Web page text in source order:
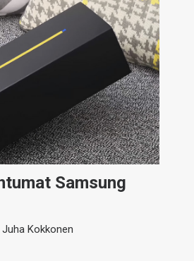
Samsung
Juha Kokkonen